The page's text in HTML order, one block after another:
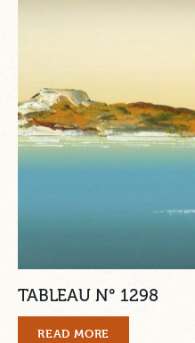
TABLEAU N° 1298
READ MORE